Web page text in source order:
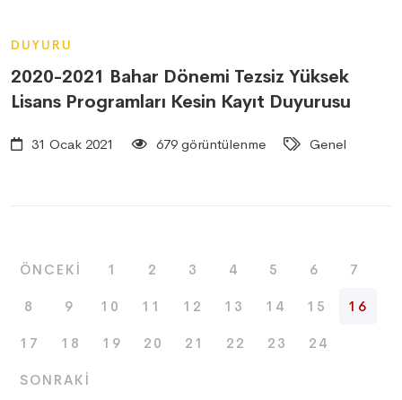
DUYURU
2020-2021 Bahar Dönemi Tezsiz Yüksek
Lisans Programları Kesin Kayıt Duyurusu
31 Ocak 2021 679 görüntülenme Genel
ÖNCEKI 1 2 3 4 5 6 7
8 9 10 11 12 13 14 15 16
17 18 19 20 21 22 23 24
SONRAKI